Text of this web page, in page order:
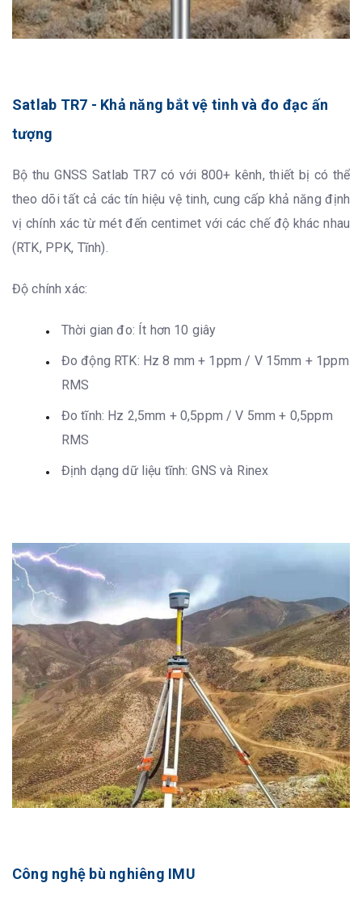
Satlab TR7 - Khả năng bắt vệ tinh và đo đạc ấn
tượng
Bộ thu GNSS Satlab TR7 có với 800+ kênh, thiết bị có thể
theo dõi tất cả các tín hiệu vệ tinh, cung cấp khả năng định
vị chính xác từ mét đến centimet với các chế độ khác nhau
(RTK, PPK, Tĩnh).
Độ chính xác:
Thời gian đo: Ít hơn 10 giây
Đo động RTK: Hz 8 mm + 1ppm / V 15mm + 1ppm
RMS
Đo tĩnh: Hz 2,5mm + 0,5ppm / V 5mm + 0,5ppm
RMS
Định dạng dữ liệu tĩnh: GNS và Rinex
Công nghệ bù nghiêng IMU